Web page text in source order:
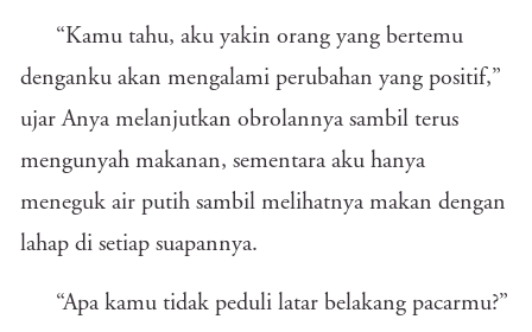
“Kamu tahu, aku yakin orang yang bertemu
denganku akan mengalami perubahan yang positif,”
ujar Anya melanjutkan obrolannya sambil terus
mengunyah makanan, sementara aku hanya
meneguk air putih sambil melihatnya makan dengan
lahap di setiap suapannya.
“Apa kamu tidak peduli latar belakang pacarmu?”